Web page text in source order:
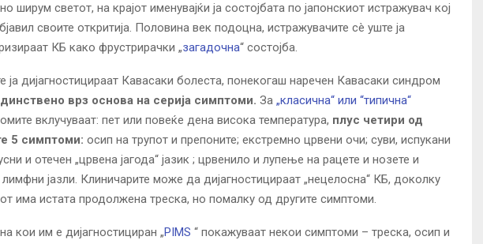
ширум светот, на крајот именувајќи ја состојбата по јапонскиот истражувач кој
своите откритија. Половина век подоцна, истражувачите сè уште ја
КБ како фрустрирачки „загадочна“ состојба.
ja дијагностицираат Кавасаки болеста, понекогаш наречен Кавасаки синдром
врз основа на серија симптоми. За „класична“ или “типична“
вклучуваат: пет или повеќе дена висока температура, плус четири од
5 симптоми: осип на трупот и препоните; екстремно црвени очи; суви, испукани
и отечен „црвена јагода“ јазик ; црвенило и лупење на рацете и нозете и
лимфни јазли. Клиничарите може да дијагностицираат „нецелосна“ КБ, доколку
има истата продолжена треска, но помалку од другите симптоми.
кои им е дијагностициран „PIMS “ покажуваат некои симптоми – треска, осип и